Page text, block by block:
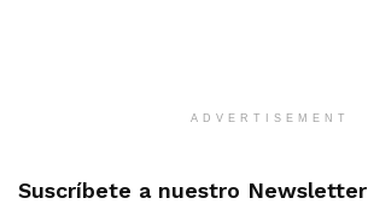
ADVERTISEMENT
Suscríbete a nuestro Newsletter